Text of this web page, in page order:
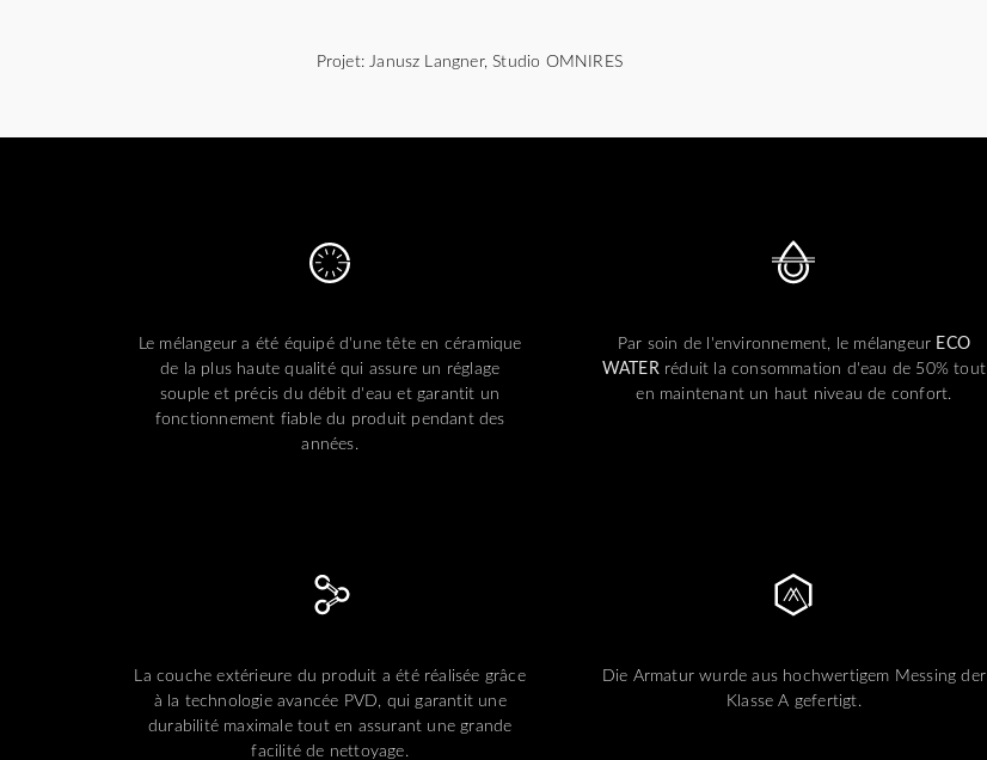
Projet: Janusz Langner, Studio OMNIRES
Le mélangeur a été équipé d'une tête en céramique
de la plus haute qualité qui assure un réglage
souple et précis du débit d'eau et garantit un
fonctionnement fiable du produit pendant des
années.
Par soin de l'environnement, le mélangeur ECO
WATERréduit la consommation d'eau de 50% tout
en maintenant un haut niveau de confort.
La couche extérieure du produit a été réalisée grâce
à la technologie avancée PVD, qui garantit une
durabilité maximale tout en assurant une grande
facilité de nettoyage.
Die Armatur wurde aus hochwertigem Messing der
Klasse A gefertigt.